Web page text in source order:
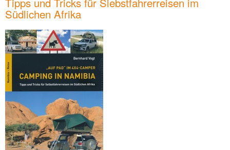
Südlichen Afrika